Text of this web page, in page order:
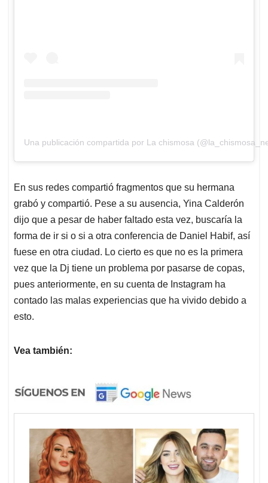
Una publicación compartida por La chismosa
En sus redes compartió fragmentos que su hermana
grabó y compartió. Pese a su ausencia, Yina Calderón
dijo que a pesar de haber faltado esta vez, buscaría la
forma de ir si o si a otra conferencia de Daniel Habif, así
fuese en otra ciudad. Lo cierto es que no es la primera
vez que la Dj tiene un problema por pasarse de copas,
pues anteriormente, en su cuenta de Instagram ha
contado las malas experiencias que ha vivido debido a
esto.
Vea también: